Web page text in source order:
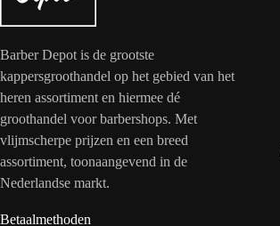
Barber Depot is de grootste
kappersgroothandel op het gebied van het
heren assortiment en hiermee dé
groothandel voor barbershops. Met
vlijmscherpe prijzen en een breed
assortiment, toonaangevend in de
Nederlandse markt.
Betaalmethoden